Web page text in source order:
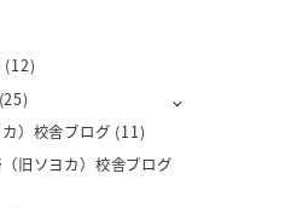
(12)
(25)
）校舎ブログ (11)
旧ソヨカ）校舎ブログ